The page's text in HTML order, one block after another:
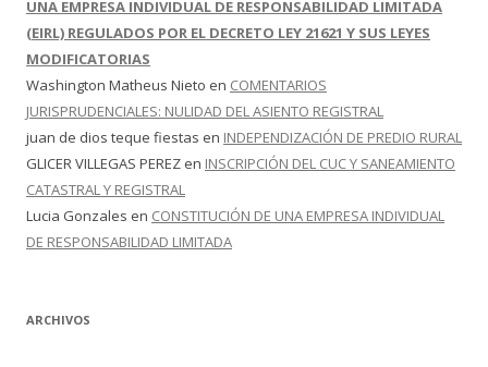
UNA EMPRESA INDIVIDUAL DE RESPONSABILIDAD LIMITADA
(EIRL) REGULADOS POR EL DECRETO LEY 21621 Y SUS LEYES
MODIFICATORIAS
Washington Matheus Nieto en COMENTARIOS
JURISPRUDENCIALES: NULIDAD DEL ASIENTO REGISTRAL
juan de dios teque fiestas en INDEPENDIZACIÓN DE PREDIO RURAL
GLICER VILLEGAS PEREZ en INSCRIPCIÓN DEL CUC Y SANEAMIENTO
CATASTRAL Y REGISTRAL
Lucia Gonzales en CONSTITUCIÓN DE UNA EMPRESA INDIVIDUAL
DE RESPONSABILIDAD LIMITADA
ARCHIVOS